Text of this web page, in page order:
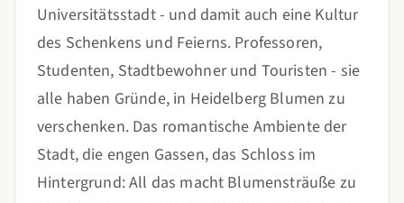
Universitätsstadt - und damit auch eine Kultur
des Schenkens und Feierns. Professoren,
Studenten, Stadtbewohner und Touristen - sie
alle haben Gründe, in Heidelberg Blumen zu
verschenken. Das romantische Ambiente der
Stadt, die engen Gassen, das Schloss im
Hintergrund: All das macht Blumensträuße zu